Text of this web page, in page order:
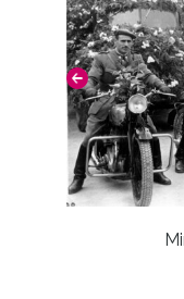
Notas
Anotación
izquierda de
presión por
Signaturas:
Positivo